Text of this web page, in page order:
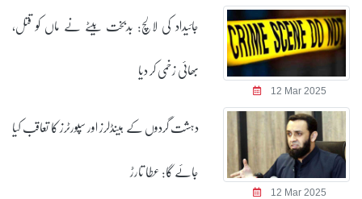
12 Mar 2025
جائیداد کی لالچ: بدبخت بیٹے نے ماں کو قتل،
بھائی زخمی کر دیا
12 Mar 2025
دہشت گردوں کے ہینڈلرز اور سپورٹرز کا تعاقب کیا
جائے گا: عطا تارڑ